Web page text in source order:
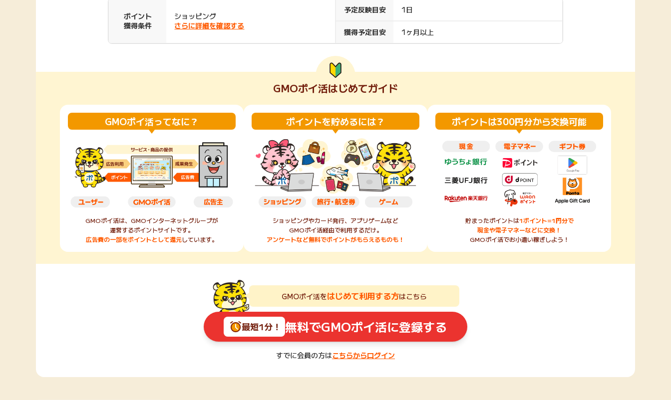
Rakuten Fashion
楽天証券 楽天ビューティ
購入額の1%P
その他の楽天サービス
新着
ポイ活
お得情報
（貯まる・使えるお店）
情報
ポイント
獲得条件
ショッピング
さらに詳細を確認する
予定反映目安 1日
獲得予定目安 1ヶ月以上
GMOポイ活はじめてガイド
GMOポイ活ってなに？
GMOポイ活は、GMOインターネットグループが
運営するポイントサイトです。
広告費の一部をポイントとして還元しています。
ポイントを貯めるには？
ショッピングやカード発行、アプリゲームなど
GMOポイ活経由で利用するだけ。
アンケートなど無料でポイントがもらえるものも！
ポイントは300円分から交換可能
貯まったポイントは1ポイント=1円分で
現金や電子マネーなどに交換！
GMOポイ活でお小遣い稼ぎしよう！
GMOポイ活をはじめて利用する方はこちら
最短1分！ 無料でGMOポイ活に登録する
すでに会員の方はこちらからログイン